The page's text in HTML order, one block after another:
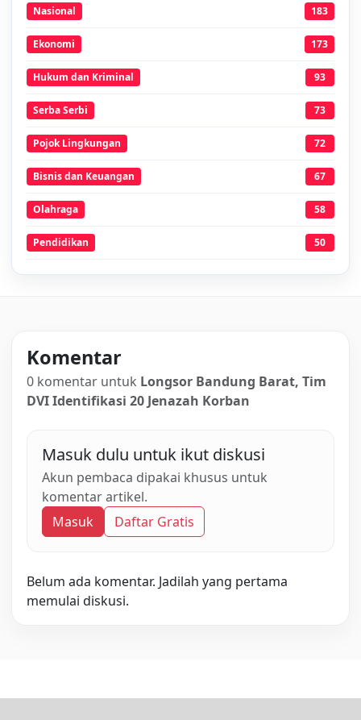
Nasional 183
Ekonomi 173
Hukum dan Kriminal 93
Serba Serbi 73
Pojok Lingkungan 72
Bisnis dan Keuangan 67
Olahraga 58
Pendidikan 50
Komentar
0 komentar untuk Longsor Bandung Barat, Tim
DVI Identifikasi 20 Jenazah Korban
Masuk dulu untuk ikut diskusi
Akun pembaca dipakai khusus untuk
komentar artikel.
Masuk
Daftar Gratis
Belum ada komentar. Jadilah yang pertama
memulai diskusi.